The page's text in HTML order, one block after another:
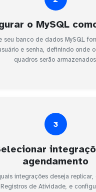
o MySQL
seu banco de dados MySQL
e senha, definindo onde
quadros serão
3
agendamento
integrações deseja
de Atividade, e